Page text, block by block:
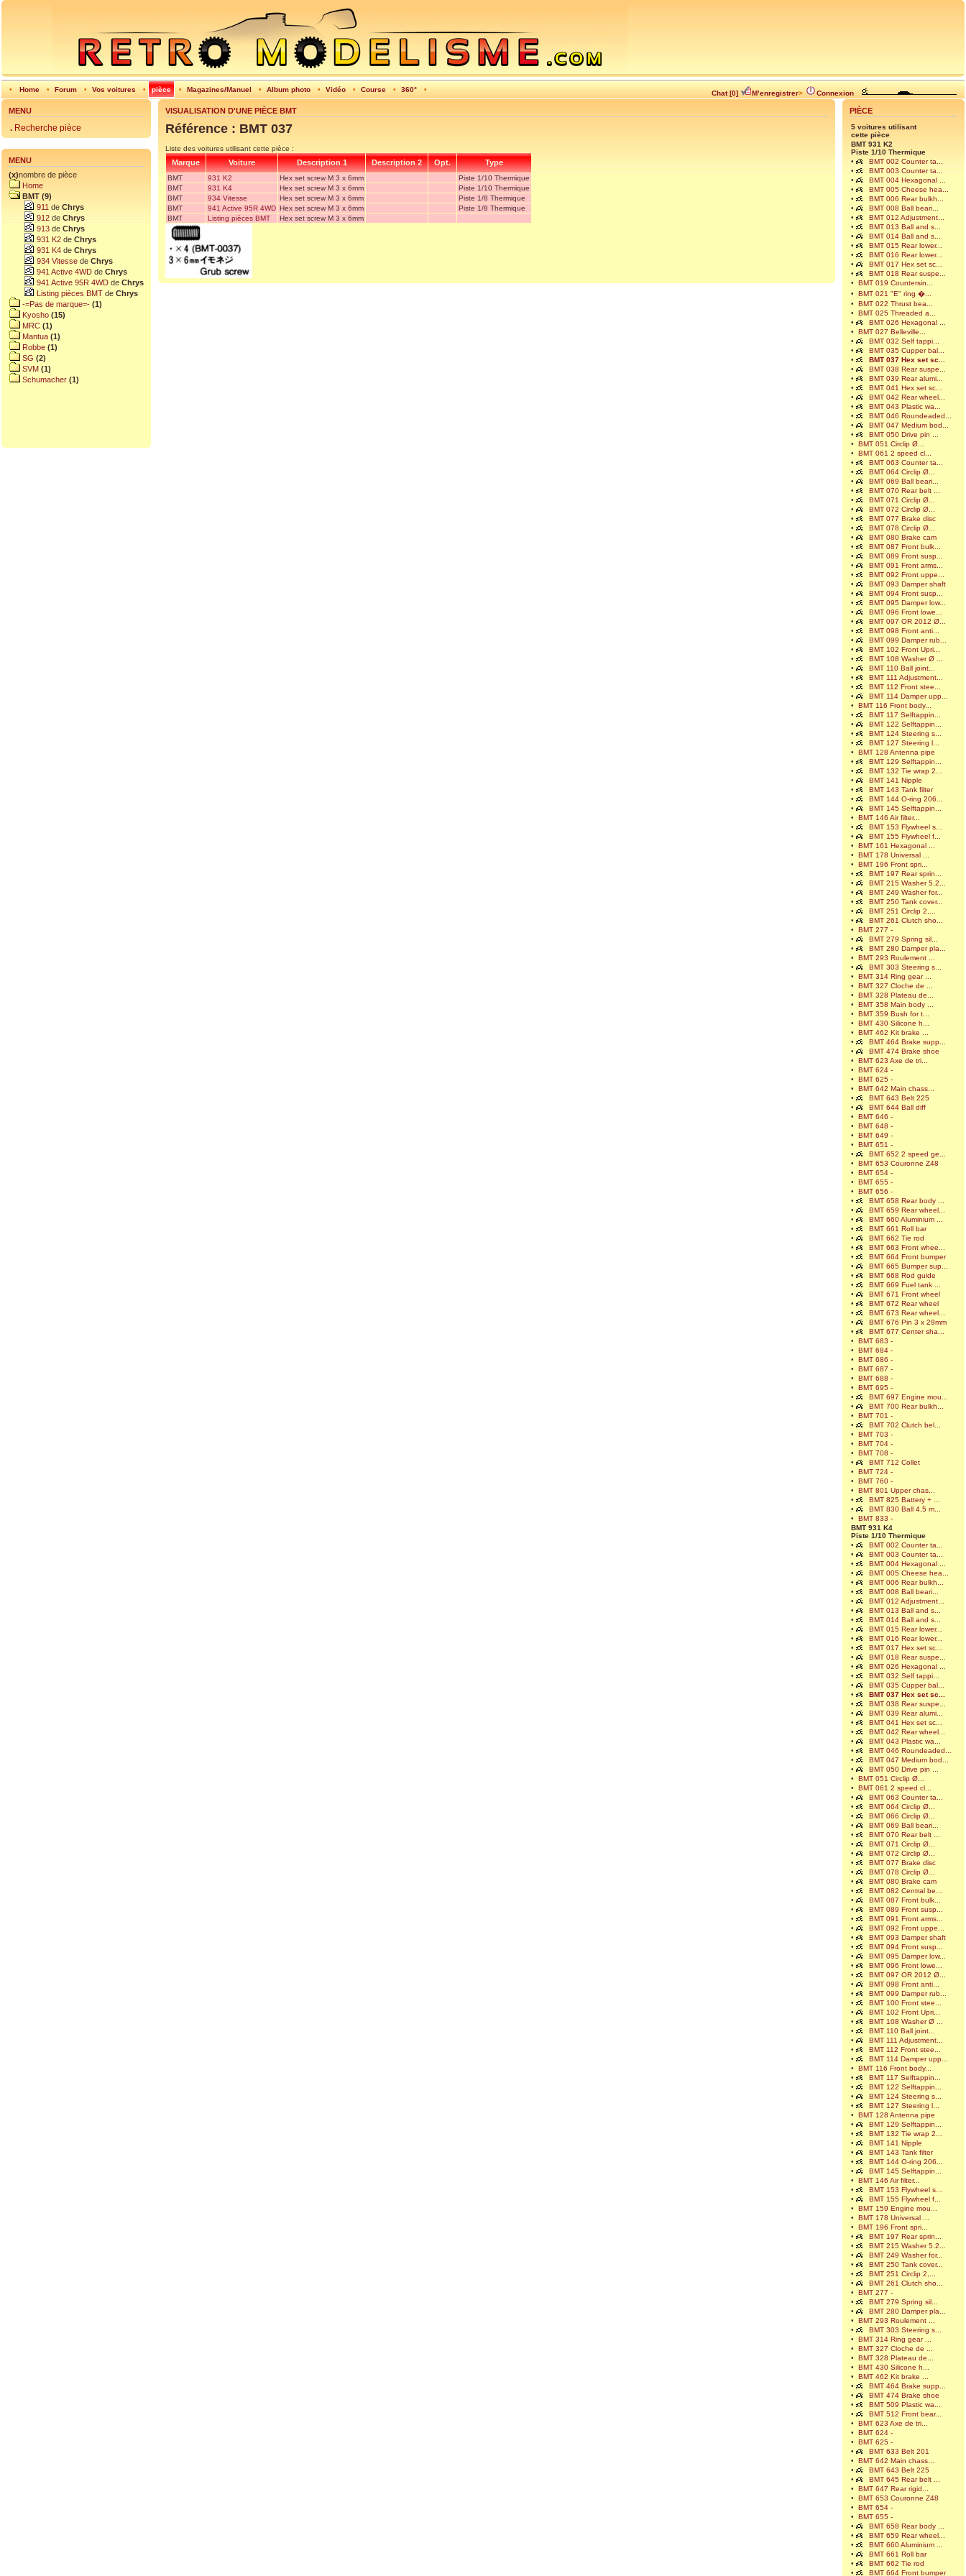
• Home • Forum • Vos voitures • pièce • Magazines/Manuel • Album photo • Vidéo • Course • 360° • Chat [0] M’enregistrer> Connexion
MENU
. Recherche pièce
MENU
(x)nombre de pièce
Home
BMT (9)
911 de Chrys
912 de Chrys
913 de Chrys
931 K2 de Chrys
931 K4 de Chrys
934 Vitesse de Chrys
941 Active 4WD de Chrys
941 Active 95R 4WD de Chrys
Listing pièces BMT de Chrys
-=Pas de marque=- (1)
Kyosho (15)
MRC (1)
Mantua (1)
Robbe (1)
SG (2)
SVM (1)
Schumacher (1)
VISUALISATION D'UNE PIÈCE BMT
Référence : BMT 037
Liste des voitures utilisant cette pièce :
Marque Voiture Description 1 Description 2 Opt. Type
BMT 931 K2 Hex set screw M 3 x 6mm
Piste 1/10 Thermique
BMT
931 K4 Hex set screw M 3 x 6mm
Piste 1/10 Thermique
BMT
934 Vitesse Hex set screw M 3 x 6mm
Piste 1/8 Thermique
BMT
941 Active 95R 4WD Hex set screw M 3 x 6mm
Piste 1/8 Thermique
BMT
Listing pièces BMT Hex set screw M 3 x 6mm
PIÈCE
5 voitures utilisant
cette pièce
BMT 931 K2
Piste 1/10 Thermique
•
BMT 002 Counter ta...
•
BMT 003 Counter ta...
•
BMT 004 Hexagonal ...
•
BMT 005 Cheese hea...
•
BMT 006 Rear bulkh...
•
BMT 008 Ball beari...
•
BMT 012 Adjustment...
•
BMT 013 Ball and s...
•
BMT 014 Ball and s...
•
BMT 015 Rear lower...
•
BMT 016 Rear lower...
•
BMT 017 Hex set sc...
•
BMT 018 Rear suspe...
•
BMT 019 Countersin...
•
BMT 021 "E" ring �...
•
BMT 022 Thrust bea...
•
BMT 025 Threaded a...
•
BMT 026 Hexagonal ...
•
BMT 027 Belleville...
•
BMT 032 Self tappi...
•
BMT 035 Cupper bal...
•
BMT 037 Hex set sc...
•
BMT 038 Rear suspe...
•
BMT 039 Rear alumi...
•
BMT 041 Hex set sc...
•
BMT 042 Rear wheel...
•
BMT 043 Plastic wa...
•
BMT 046 Roundeaded...
•
BMT 047 Medium bod...
•
BMT 050 Drive pin ...
•
BMT 051 Circlip Ø...
•
BMT 061 2 speed cl...
•
BMT 063 Counter ta...
•
BMT 064 Circlip Ø...
•
BMT 069 Ball beari...
•
BMT 070 Rear belt ...
•
BMT 071 Circlip Ø...
•
BMT 072 Circlip Ø...
•
BMT 077 Brake disc
•
BMT 078 Circlip Ø...
•
BMT 080 Brake cam
•
BMT 087 Front bulk...
•
BMT 089 Front susp...
•
BMT 091 Front arms...
•
BMT 092 Front uppe...
•
BMT 093 Damper shaft
•
BMT 094 Front susp...
•
BMT 095 Damper low...
•
BMT 096 Front lowe...
•
BMT 097 OR 2012 Ø...
•
BMT 098 Front anti...
•
BMT 099 Damper rub...
•
BMT 102 Front Upri...
•
BMT 108 Washer Ø ...
•
BMT 110 Ball joint...
•
BMT 111 Adjustment...
•
BMT 112 Front stee...
•
BMT 114 Damper upp...
•
BMT 116 Front body...
•
BMT 117 Selftappin...
•
BMT 122 Selftappin...
•
BMT 124 Steering s...
•
BMT 127 Steering l...
•
BMT 128 Antenna pipe
•
BMT 129 Selftappin...
•
BMT 132 Tie wrap 2...
•
BMT 141 Nipple
•
BMT 143 Tank filter
•
BMT 144 O-ring 206...
•
BMT 145 Selftappin...
•
BMT 146 Air filter...
•
BMT 153 Flywheel s...
•
BMT 155 Flywheel f...
•
BMT 161 Hexagonal ...
•
BMT 178 Universal ...
•
BMT 196 Front spri...
•
BMT 197 Rear sprin...
•
BMT 215 Washer 5.2...
•
BMT 249 Washer for...
•
BMT 250 Tank cover...
•
BMT 251 Circlip 2,...
•
BMT 261 Clutch sho...
•
BMT 277 -
•
BMT 279 Spring sil...
•
BMT 280 Damper pla...
•
BMT 293 Roulement ...
•
BMT 303 Steering s...
•
BMT 314 Ring gear ...
•
BMT 327 Cloche de ...
•
BMT 328 Plateau de...
•
BMT 358 Main body ...
•
BMT 359 Bush for t...
•
BMT 430 Silicone h...
•
BMT 462 Kit brake ...
•
BMT 464 Brake supp...
•
BMT 474 Brake shoe
•
BMT 623 Axe de tri...
•
BMT 624 -
•
BMT 625 -
•
BMT 642 Main chass...
•
BMT 643 Belt 225
•
BMT 644 Ball diff
•
BMT 646 -
•
BMT 648 -
•
BMT 649 -
•
BMT 651 -
•
BMT 652 2 speed ge...
•
BMT 653 Couronne Z48
•
BMT 654 -
•
BMT 655 -
•
BMT 656 -
•
BMT 658 Rear body ...
•
BMT 659 Rear wheel...
•
BMT 660 Aluminium ...
•
BMT 661 Roll bar
•
BMT 662 Tie rod
•
BMT 663 Front whee...
•
BMT 664 Front bumper
•
BMT 665 Bumper sup...
•
BMT 668 Rod guide
•
BMT 669 Fuel tank ...
•
BMT 671 Front wheel
•
BMT 672 Rear wheel
•
BMT 673 Rear wheel...
•
BMT 676 Pin 3 x 29mm
•
BMT 677 Center sha...
•
BMT 683 -
•
BMT 684 -
•
BMT 686 -
•
BMT 687 -
•
BMT 688 -
•
BMT 695 -
•
BMT 697 Engine mou...
•
BMT 700 Rear bulkh...
•
BMT 701 -
•
BMT 702 Clutch bel...
•
BMT 703 -
•
BMT 704 -
•
BMT 708 -
•
BMT 712 Collet
•
BMT 724 -
•
BMT 760 -
•
BMT 801 Upper chas...
•
BMT 825 Battery + ...
•
BMT 830 Ball 4,5 m...
•
BMT 833 -
BMT 931 K4
Piste 1/10 Thermique
•
BMT 002 Counter ta...
•
BMT 003 Counter ta...
•
BMT 004 Hexagonal ...
•
BMT 005 Cheese hea...
•
BMT 006 Rear bulkh...
•
BMT 008 Ball beari...
•
BMT 012 Adjustment...
•
BMT 013 Ball and s...
•
BMT 014 Ball and s...
•
BMT 015 Rear lower...
•
BMT 016 Rear lower...
•
BMT 017 Hex set sc...
•
BMT 018 Rear suspe...
•
BMT 026 Hexagonal ...
•
BMT 032 Self tappi...
•
BMT 035 Cupper bal...
•
BMT 037 Hex set sc...
•
BMT 038 Rear suspe...
•
BMT 039 Rear alumi...
•
BMT 041 Hex set sc...
•
BMT 042 Rear wheel...
•
BMT 043 Plastic wa...
•
BMT 046 Roundeaded...
•
BMT 047 Medium bod...
•
BMT 050 Drive pin ...
•
BMT 051 Circlip Ø...
•
BMT 061 2 speed cl...
•
BMT 063 Counter ta...
•
BMT 064 Circlip Ø...
•
BMT 066 Circlip Ø...
•
BMT 069 Ball beari...
•
BMT 070 Rear belt ...
•
BMT 071 Circlip Ø...
•
BMT 072 Circlip Ø...
•
BMT 077 Brake disc
•
BMT 078 Circlip Ø...
•
BMT 080 Brake cam
•
BMT 082 Central be...
•
BMT 087 Front bulk...
•
BMT 089 Front susp...
•
BMT 091 Front arms...
•
BMT 092 Front uppe...
•
BMT 093 Damper shaft
•
BMT 094 Front susp...
•
BMT 095 Damper low...
•
BMT 096 Front lowe...
•
BMT 097 OR 2012 Ø...
•
BMT 098 Front anti...
•
BMT 099 Damper rub...
•
BMT 100 Front stee...
•
BMT 102 Front Upri...
•
BMT 108 Washer Ø ...
•
BMT 110 Ball joint...
•
BMT 111 Adjustment...
•
BMT 112 Front stee...
•
BMT 114 Damper upp...
•
BMT 116 Front body...
•
BMT 117 Selftappin...
•
BMT 122 Selftappin...
•
BMT 124 Steering s...
•
BMT 127 Steering l...
•
BMT 128 Antenna pipe
•
BMT 129 Selftappin...
•
BMT 132 Tie wrap 2...
•
BMT 141 Nipple
•
BMT 143 Tank filter
•
BMT 144 O-ring 206...
•
BMT 145 Selftappin...
•
BMT 146 Air filter...
•
BMT 153 Flywheel s...
•
BMT 155 Flywheel f...
•
BMT 159 Engine mou...
•
BMT 178 Universal ...
•
BMT 196 Front spri...
•
BMT 197 Rear sprin...
•
BMT 215 Washer 5.2...
•
BMT 249 Washer for...
•
BMT 250 Tank cover...
•
BMT 251 Circlip 2,...
•
BMT 261 Clutch sho...
•
BMT 277 -
•
BMT 279 Spring sil...
•
BMT 280 Damper pla...
•
BMT 293 Roulement ...
•
BMT 303 Steering s...
•
BMT 314 Ring gear ...
•
BMT 327 Cloche de ...
•
BMT 328 Plateau de...
•
BMT 430 Silicone h...
•
BMT 462 Kit brake ...
•
BMT 464 Brake supp...
•
BMT 474 Brake shoe
•
BMT 509 Plastic wa...
•
BMT 512 Front bear...
•
BMT 623 Axe de tri...
•
BMT 624 -
•
BMT 625 -
•
BMT 633 Belt 201
•
BMT 642 Main chass...
•
BMT 643 Belt 225
•
BMT 645 Rear belt ...
•
BMT 647 Rear rigid...
•
BMT 653 Couronne Z48
•
BMT 654 -
•
BMT 655 -
•
BMT 658 Rear body ...
•
BMT 659 Rear wheel...
•
BMT 660 Aluminium ...
•
BMT 661 Roll bar
•
BMT 662 Tie rod
•
BMT 664 Front bumper